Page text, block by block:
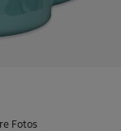
Fotos